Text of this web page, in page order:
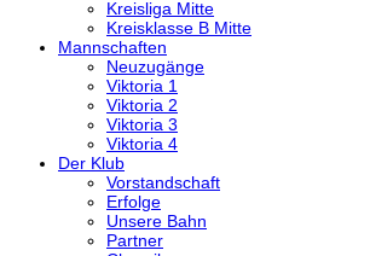
Kreisliga Mitte
Kreisklasse B Mitte
Mannschaften
Neuzugänge
Viktoria 1
Viktoria 2
Viktoria 3
Viktoria 4
Der Klub
Vorstandschaft
Erfolge
Unsere Bahn
Partner